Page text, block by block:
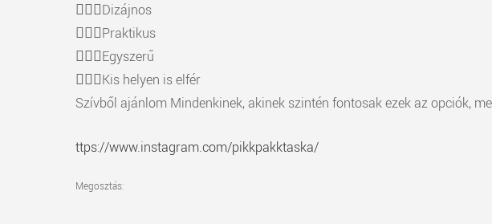
🏃🏽‍♀️Dizájnos
🏃🏽‍♀️Praktikus
🏃🏽‍♀️Egyszerű
🏃🏽‍♀️Kis helyen is elfér
Szívből ajánlom Mindenkinek, akinek szintén fontosak ezek az opciók,
ttps://www.instagram.com/pikkpakktaska/
Megosztás: